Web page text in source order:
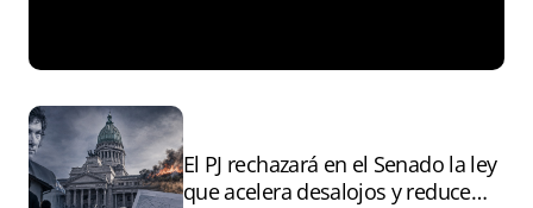
El PJ rechazará en el Senado la ley
que acelera desalojos y reduce